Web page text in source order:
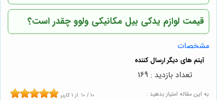
قیمت لوازم یدکی بیل مکانیکی ولوو چقدر است؟
مشخصات
به این مقاله امتیاز بدهید : 10 / 10 از 1 کاربر
تعداد بازدید : 169